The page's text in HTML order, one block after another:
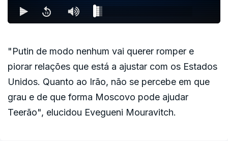
"Putin de modo nenhum vai querer romper e
piorar relações que está a ajustar com os Estados
Unidos. Quanto ao Irão, não se percebe em que
grau e de que forma Moscovo pode ajudar
Teerão", elucidou Evegueni Mouravitch.